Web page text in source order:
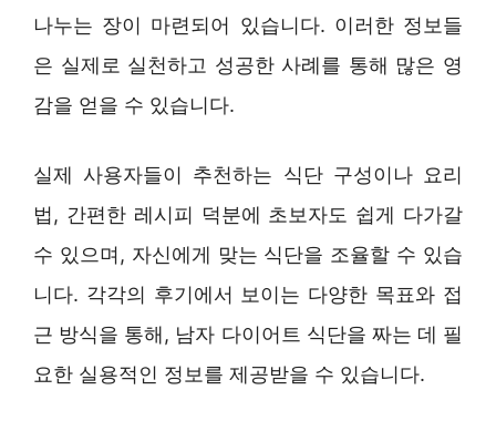
나누는 장이 마련되어 있습니다. 이러한 정보들
은 실제로 실천하고 성공한 사례를 통해 많은 영
감을 얻을 수 있습니다.
실제 사용자들이 추천하는 식단 구성이나 요리
법, 간편한 레시피 덕분에 초보자도 쉽게 다가갈
수 있으며, 자신에게 맞는 식단을 조율할 수 있습
니다. 각각의 후기에서 보이는 다양한 목표와 접
근 방식을 통해, 남자 다이어트 식단을 짜는 데 필
요한 실용적인 정보를 제공받을 수 있습니다.